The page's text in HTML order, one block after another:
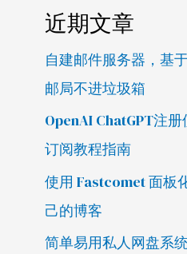
近期文章
自建邮件服务器，基
邮局不进垃圾箱
OpenAI ChatGPT注
订阅教程指南
使用 Fastcomet 面板
己的博客
简单易用私人网盘系